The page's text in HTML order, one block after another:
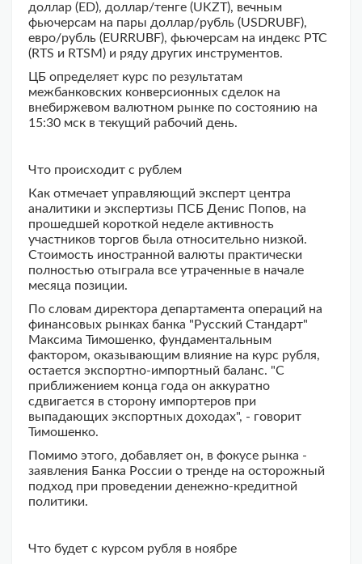
доллар (ED), доллар/тенге (UKZT), вечным
фьючерсам на пары доллар/рубль (USDRUBF),
евро/рубль (EURRUBF), фьючерсам на индекс РТС
(RTS и RTSM) и ряду других инструментов.
ЦБ определяет курс по результатам
межбанковских конверсионных сделок на
внебиржевом валютном рынке по состоянию на
15:30 мск в текущий рабочий день.
Что происходит с рублем
Как отмечает управляющий эксперт центра
аналитики и экспертизы ПСБ Денис Попов, на
прошедшей короткой неделе активность
участников торгов была относительно низкой.
Стоимость иностранной валюты практически
полностью отыграла все утраченные в начале
месяца позиции.
По словам директора департамента операций на
финансовых рынках банка "Русский Стандарт"
Максима Тимошенко, фундаментальным
фактором, оказывающим влияние на курс рубля,
остается экспортно-импортный баланс. "С
приближением конца года он аккуратно
сдвигается в сторону импортеров при
выпадающих экспортных доходах", - говорит
Тимошенко.
Помимо этого, добавляет он, в фокусе рынка -
заявления Банка России о тренде на осторожный
подход при проведении денежно-кредитной
политики.
Что будет с курсом рубля в ноябре